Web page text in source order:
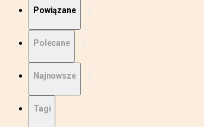
Powiązane
Polecane
Najnowsze
Tagi